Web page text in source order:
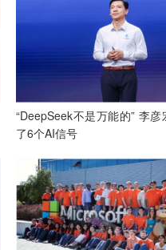
“DeepSeek不是万能的” 李
了6个AI信号